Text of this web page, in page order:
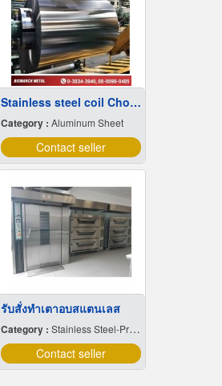
Stainless steel coil Chonburi
Category :Aluminum Sheet
Contact seller
รับสั่งทำเตาอบสแตนเลส
Category :Stainless Steel-Products
Contact seller